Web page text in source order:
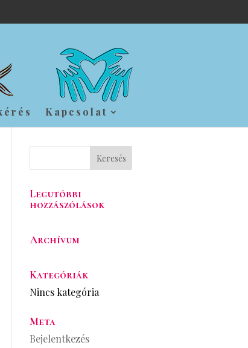
Kapcsolat
Legutóbbi
hozzászólások
Archívum
Kategóriák
Nincs kategória
Meta
Bejelentkezés